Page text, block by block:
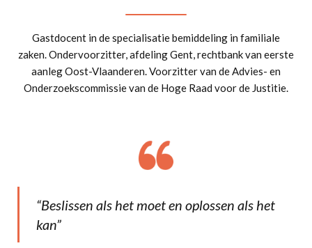
Gastdocent in de specialisatie bemiddeling in familiale
zaken. Ondervoorzitter, afdeling Gent, rechtbank van eerste
aanleg Oost-Vlaanderen. Voorzitter van de Advies- en
Onderzoekscommissie van de Hoge Raad voor de Justitie.
“Beslissen als het moet en oplossen als het
kan”